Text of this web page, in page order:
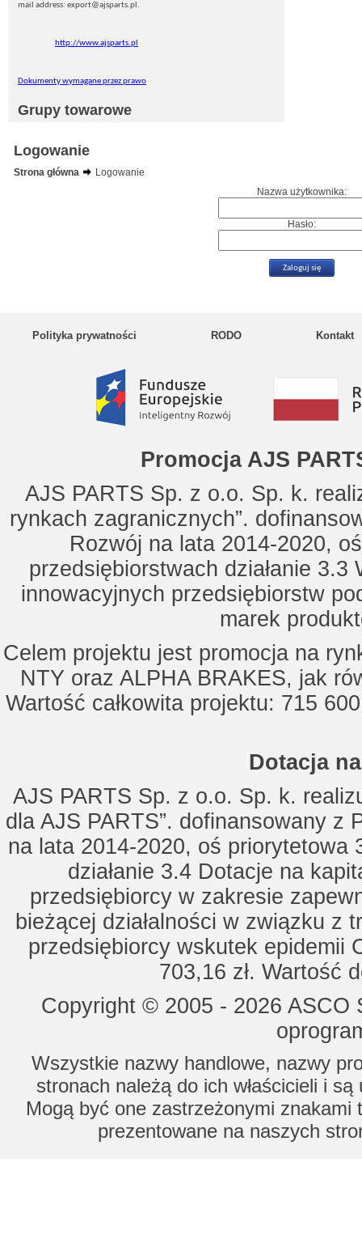
mail address: export@ajsparts.pl.
http://www.ajsparts.pl
Dokumenty wymagane przez prawo
Grupy towarowe
Logowanie
Strona główna
Logowanie
Nazwa użytkownika:
Hasło:
Polityka prywatności RODO Kontakt
Promocja AJS
AJS PARTS Sp. z o.o. Sp. k.
rynkach zagranicznych”.
Rozwój na lata 2014-2020,
przedsiębiorstwach działanie
innowacyjnych przedsiębiorstw
marek
Celem projektu jest promocja na
NTY oraz ALPHA BRAKES, jak
Wartość całkowita projektu: 715
Dotacja
AJS PARTS Sp. z o.o. Sp. k.
dla AJS PARTS”. dofinansowany z
na lata 2014-2020, oś priorytetowa
działanie 3.4 Dotacje na
przedsiębiorcy w zakresie
bieżącej działalności w związku z
przedsiębiorcy wskutek epidemii
703,16 zł. Wartość
Copyright © 2005 - 2026
Wszystkie nazwy handlowe, nazwy
stronach należą do ich właścicieli i
Mogą być one zastrzeżonymi znakami
prezentowane na naszych